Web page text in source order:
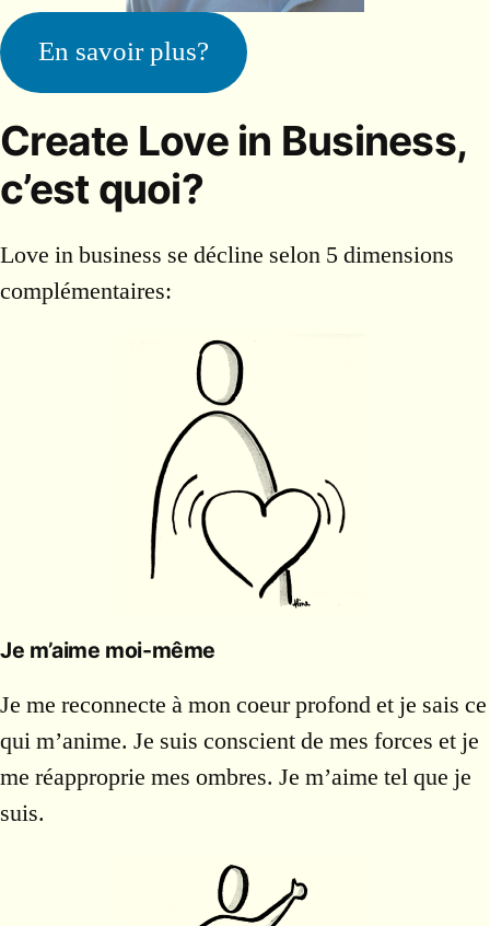
En savoir plus?
Create Love in Business,
c’est quoi?
Love in business se décline selon 5 dimensions
complémentaires:
Je m’aime moi-même
Je me reconnecte à mon coeur profond et je sais ce
qui m’anime. Je suis conscient de mes forces et je
me réapproprie mes ombres. Je m’aime tel que je
suis.